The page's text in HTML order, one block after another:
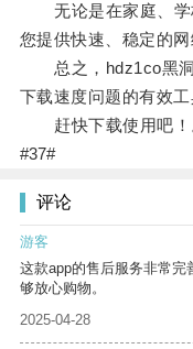
无论是在家庭、学
您提供快速、稳定的网
总之，hdz1co黑洞
下载速度问题的有效
赶快下载使用吧！
#37#
评论
游客
这款app的售后服务非常
够放心购物。
2025-04-28